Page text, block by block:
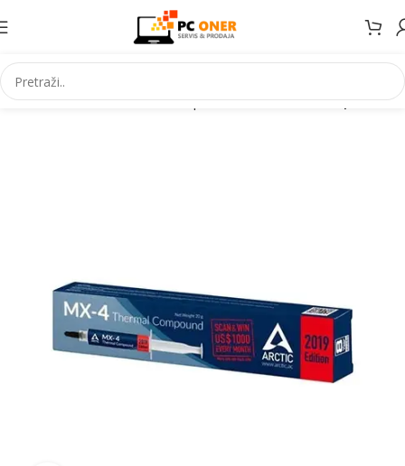
Početna Informatika PC komponente CPU cooler-i i paste